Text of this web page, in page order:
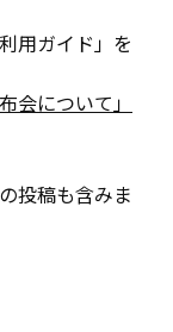
用ガイド」を
会について」
投稿も含みま